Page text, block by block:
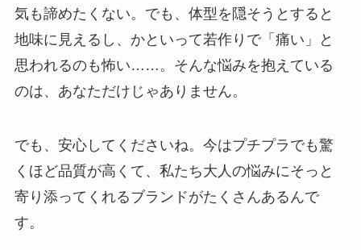
気も諦めたくない。でも、体型を隠そうとすると
地味に見えるし、かといって若作りで「痛い」と
思われるのも怖い……。そんな悩みを抱えている
のは、あなただけじゃありません。
でも、安心してくださいね。今はプチプラでも驚
くほど品質が高くて、私たち大人の悩みにそっと
寄り添ってくれるブランドがたくさんあるんで
す。